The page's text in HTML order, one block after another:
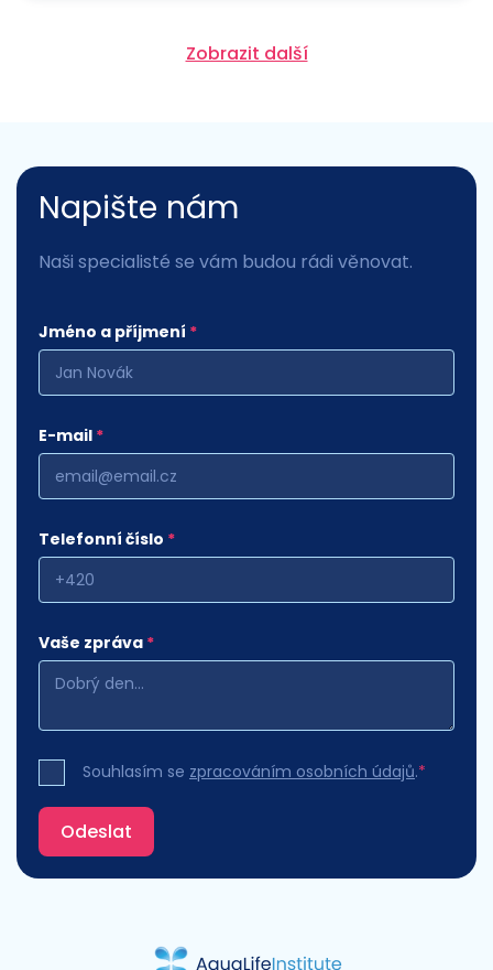
Zobrazit další
Napište nám
Naši specialisté se vám budou rádi věnovat.
Jméno a příjmení *
E-mail *
Telefonní číslo *
Vaše zpráva *
Souhlasím se zpracováním osobních údajů.*
Odeslat